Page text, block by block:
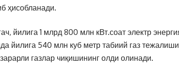
ҳисобланади.
йилига 1 млрд 800 млн кВт.соат электр
йилига 540 млн куб метр табиий газ
газлар чиқишининг олди олинади.